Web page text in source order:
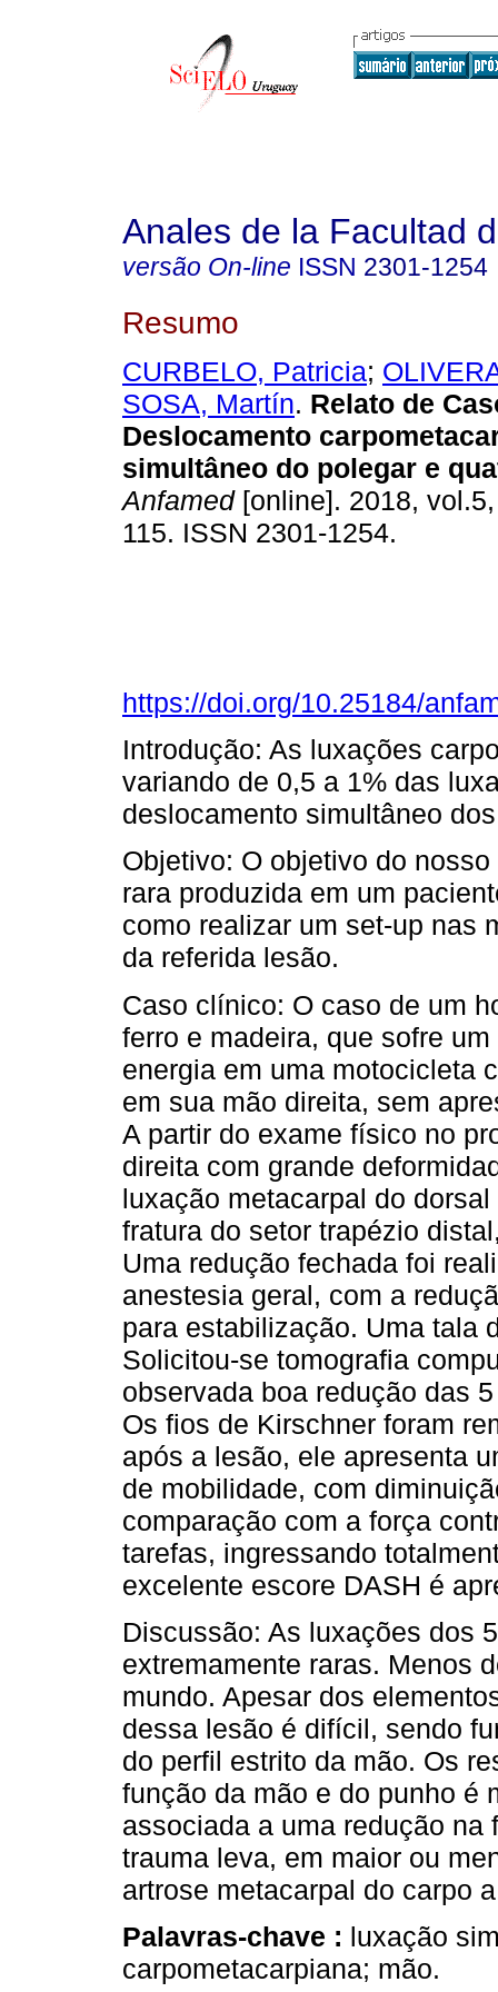
Anales de la Facultad
versão On-line ISSN 2301-1254
Resumo
CURBELO, Patricia;
SOSA, Martín. Relato de
Deslocamento
simultâneo do polegar e
Anfamed[online]. 2018,
115. ISSN 2301-1254.
https://doi.org/10.25184/
Introdução: As luxações
variando de 0,5 a 1% das
deslocamento simultâneo
Objetivo: O objetivo do
rara produzida em um
como realizar um set-up nas
da referida lesão.
Caso clínico: O caso de um
ferro e madeira, que sofre
energia em uma motocicleta
em sua mão direita, sem
A partir do exame físico no
direita com grande
luxação metacarpal do
fratura do setor trapézio
Uma redução fechada foi
anestesia geral, com a
para estabilização. Uma tala
Solicitou-se tomografia
observada boa redução das
Os fios de Kirschner foram
após a lesão, ele apresenta
de mobilidade, com
comparação com a força
tarefas, ingressando
excelente escore DASH é
Discussão: As luxações dos
extremamente raras. Menos
mundo. Apesar dos
dessa lesão é difícil, sendo
do perfil estrito da mão. Os
função da mão e do punho é
associada a uma redução na
trauma leva, em maior ou
artrose metacarpal do carpo
Palavras-chave : luxação
carpometacarpiana; mão.